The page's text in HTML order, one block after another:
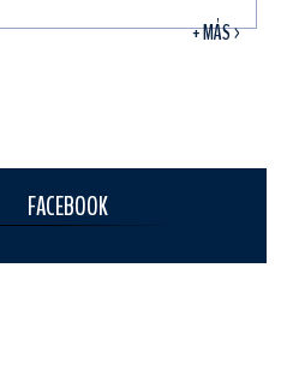
+ MÁS >
FACEBOOK